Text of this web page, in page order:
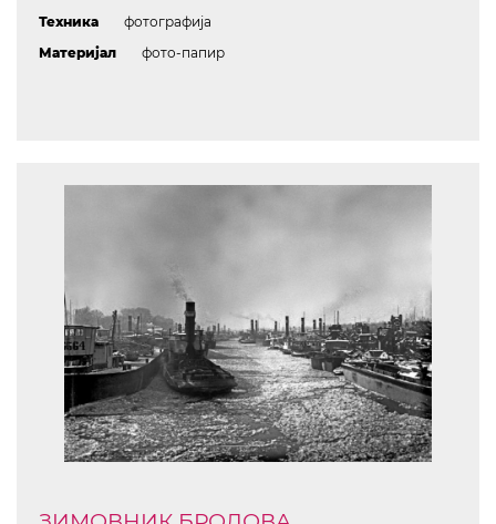
Техника
фотографија
Материјал
фото-папир